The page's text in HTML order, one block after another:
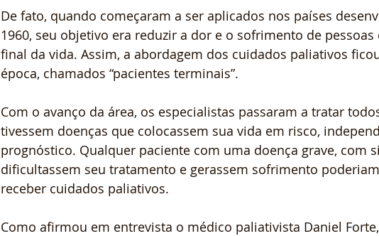
De fato, quando começaram a ser aplicados nos países
1960, seu objetivo era reduzir a dor e o sofrimento de
final da vida. Assim, a abordagem dos cuidados paliativos
época, chamados “pacientes terminais”.
Com o avanço da área, os especialistas passaram a tratar
tivessem doenças que colocassem sua vida em risco,
prognóstico. Qualquer paciente com uma doença grave, com
dificultassem seu tratamento e gerassem sofrimento
receber cuidados paliativos.
Como afirmou em entrevista o médico paliativista Daniel